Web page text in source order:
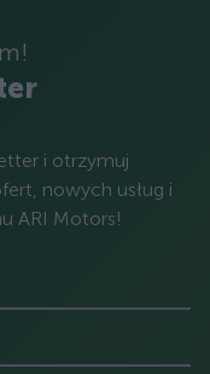
i otrzymuj
nowych usług i
ARI Motors!